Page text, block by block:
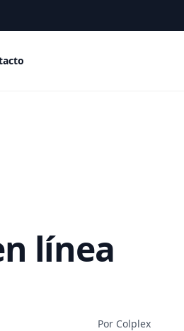
línea
Por Colplex